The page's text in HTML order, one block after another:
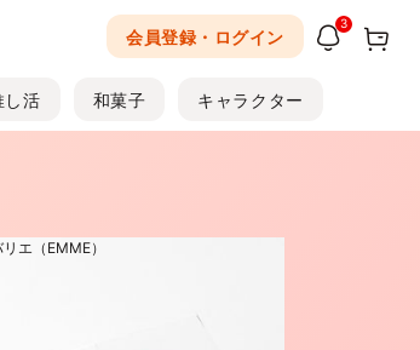
会員登録・ログイン
3
し活 和菓子 キャラクター
エ（EMME）